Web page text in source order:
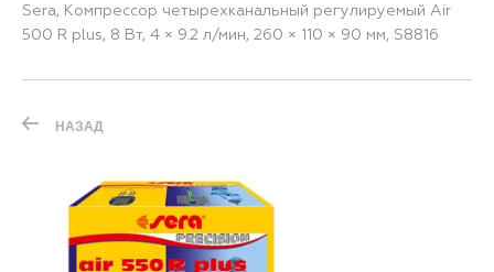
Sera, Компрессор четырехканальный регулируемый Air
500 R plus, 8 Вт, 4 × 9.2 л/мин, 260 × 110 × 90 мм, S8816
НАЗАД